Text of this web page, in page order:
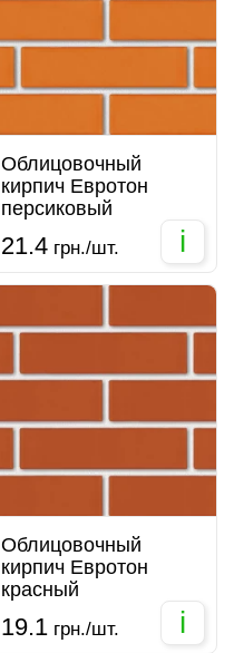
Облицовочный
кирпич Евротон
персиковый
21.4 грн./шт. i
Облицовочный
кирпич Евротон
красный
19.1 грн./шт. i